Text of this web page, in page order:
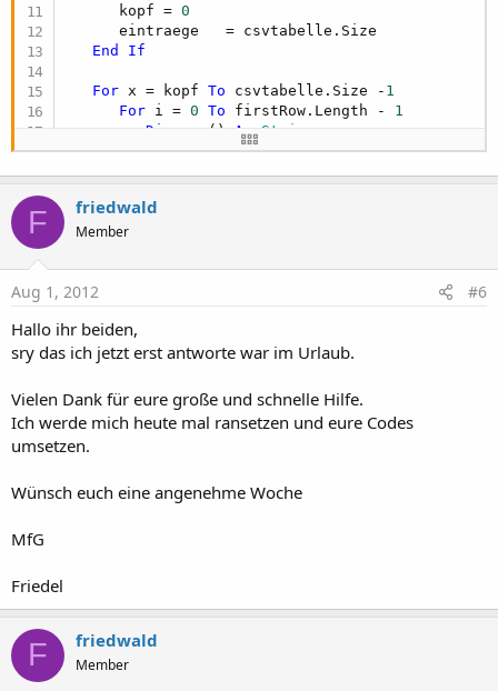
      kopf =
0
      eintraege   = csvtabelle.Size
End
If
For x = kopf To csvtabelle.Size - 1
For i = 0 To firstRow.Length - 1
Dim
row() As String
row =
      datum      = row(SNRdatum-
If
         datkurz.Initialize
         datkurz.Append(datum)
         datum    = datkurz
End If
If SNRzeit > 0
Then
         zeit_string   = row(SNRzeit-
1
End If
         ort    =
""
End If
      tacho      = row(SNRtacho-
F friedwald
Member
Aug 1, 2012 #6
Hallo ihr beiden,
sry das ich jetzt erst antworte war im Urlaub.
Vielen Dank für eure große und schnelle Hilfe.
Ich werde mich heute mal ransetzen und eure Codes
umsetzen.
Wünsch euch eine angenehme Woche
MfG
Friedel
F friedwald
Member